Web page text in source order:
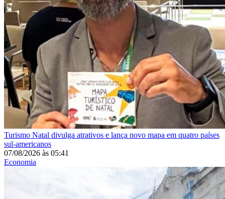
Turismo Natal divulga atrativos e lança novo mapa em quatro países
sul-americanos
07/08/2026 às 05:41
Economia